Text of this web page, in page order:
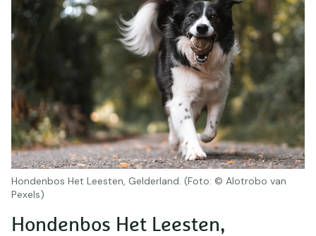
Hondenbos Het Leesten, Gelderland. (Foto: © Alotrobo van
Pexels)
Hondenbos Het Leesten,